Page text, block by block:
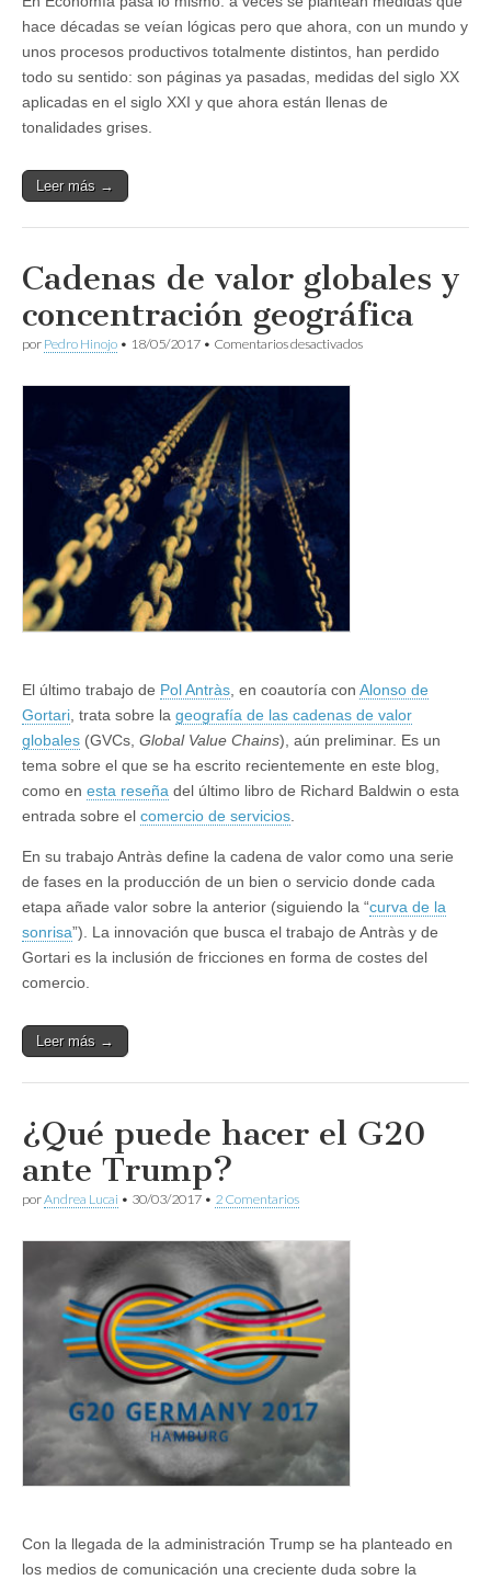
hace décadas se veían lógicas pero que ahora, con un mundo y
unos procesos productivos totalmente distintos, han perdido
todo su sentido: son páginas ya pasadas, medidas del siglo XX
aplicadas en el siglo XXI y que ahora están llenas de
tonalidades grises.
Leer más →
Cadenas de valor globales y
concentración geográfica
por Pedro Hinojo • 18/05/2017 • Comentarios desactivadosen
El último trabajo de Pol Antràs , en coautoría con Alonso de
Gortari , trata sobre la geografía de las cadenas de valor
globales (GVCs, Global Value Chains), aún preliminar. Es un
tema sobre el que se ha escrito recientemente en este blog,
como en esta reseña del último libro de Richard Baldwin o esta
entrada sobre el comercio de servicios
En su trabajo Antràs define la cadena de valor como una serie
de fases en la producción de un bien o servicio donde cada
etapa añade valor sobre la anterior (siguiendo la “curva de la
sonrisa”). La innovación que busca el trabajo de Antràs y de
Gortari es la inclusión de fricciones en forma de costes del
comercio.
Leer más →
¿Qué puede hacer el G20
ante Trump?
porAndrea Lucai • 30/03/2017 • 2 Comentarios
Con la llegada de la administración Trump se ha planteado en
los medios de comunicación una creciente duda sobre la